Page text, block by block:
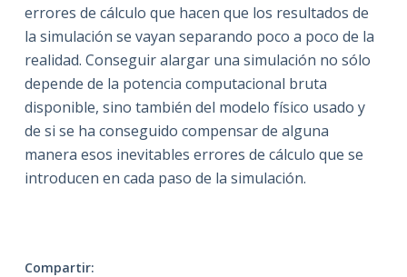
errores de cálculo que hacen que los resultados de
la simulación se vayan separando poco a poco de la
realidad. Conseguir alargar una simulación no sólo
depende de la potencia computacional bruta
disponible, sino también del modelo físico usado y
de si se ha conseguido compensar de alguna
manera esos inevitables errores de cálculo que se
introducen en cada paso de la simulación.
Compartir: